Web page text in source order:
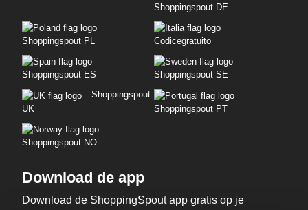
Shoppingspout DE
Shoppingspout PL Codicegratuito
Shoppingspout ES
Shoppingspout SE
Shoppingspout
UK
Shoppingspout PT
Shoppingspout NO
Download de app
Download de ShoppingSpout app gratis op je